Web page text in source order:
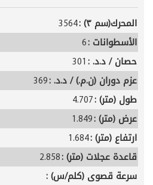
المحرك(سم ٣) :
3564
الأسطوانات :6
حصان / د.د. :301
عزم دوران (ن.م.) / د.د. :369
طول (متر) :4.707
عرض (متر) :1.849
ارتفاع (متر) :1.684
قاعدة عجلات (متر) :2.858
سرعة قصوى (كلم/س) :